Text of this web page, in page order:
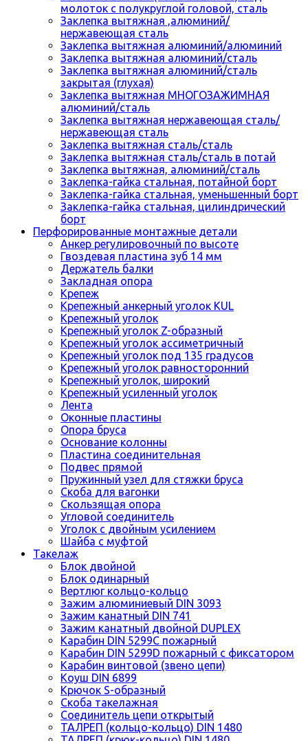
молоток с полукруглой головой, сталь
Заклепка вытяжная ,алюминий/
нержавеющая сталь
Заклепка вытяжная алюминий/алюминий
Заклепка вытяжная алюминий/сталь
Заклепка вытяжная алюминий/сталь
закрытая (глухая)
Заклепка вытяжная МНОГОЗАЖИМНАЯ
алюминий/сталь
Заклепка вытяжная нержавеющая сталь/
нержавеющая сталь
Заклепка вытяжная сталь/сталь
Заклепка вытяжная сталь/сталь в потай
Заклепка вытяжная, алюминий/сталь
Заклепка-гайка стальная, потайной борт
Заклепка-гайка стальная, уменьшенный борт
Заклепка-гайка стальная, цилиндрический
борт
Перфорированные монтажные детали
Анкер регулировочный по высоте
Гвоздевая пластина зуб 14 мм
Держатель балки
Закладная опора
Крепеж
Крепежный анкерный уголок KUL
Крепежный уголок
Крепежный уголок Z-образный
Крепежный уголок ассиметричный
Крепежный уголок под 135 градусов
Крепежный уголок равносторонний
Крепежный уголок, широкий
Крепежный усиленный уголок
Лента
Оконные пластины
Опора бруса
Основание колонны
Пластина соединительная
Подвес прямой
Пружинный узел для стяжки бруса
Скоба для вагонки
Скользящая опора
Угловой соединитель
Уголок с двойным усилением
Шайба с муфтой
Такелаж
Блок двойной
Блок одинарный
Вертлюг кольцо-кольцо
Зажим алюминиевый DIN 3093
Зажим канатный DIN 741
Зажим канатный двойной DUPLEX
Карабин DIN 5299C пожарный
Карабин DIN 5299D пожарный с фиксатором
Карабин винтовой (звено цепи)
Коуш DIN 6899
Крючок S-образный
Скоба такелажная
Соединитель цепи открытый
ТАЛРЕП (кольцо-кольцо) DIN 1480